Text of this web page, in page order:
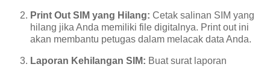
Print Out SIM yang Hilang: Cetak salinan SIM yang
hilang jika Anda memiliki file digitalnya. Print out ini
akan membantu petugas dalam melacak data Anda.
Laporan Kehilangan SIM: Buat surat laporan